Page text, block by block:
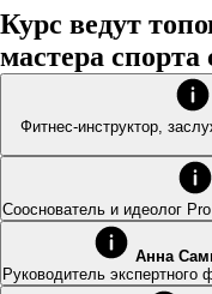
Курс ведут
мастера
Фитнес-инструктор,
Сооснователь и идеолог
Анна
Руководитель экспертного